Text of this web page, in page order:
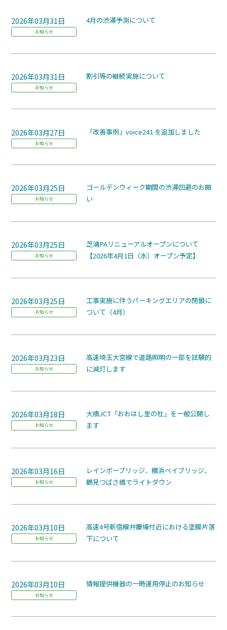
2026年03月31日
お知らせ
4月の渋滞予測について
2026年03月31日
お知らせ
割引等の継続実施について
2026年03月27日
お知らせ
「改善事例」voice241 を追加しました
2026年03月25日
お知らせ
ゴールデンウィーク期間の渋滞回避のお願
い
2026年03月25日
お知らせ
芝浦PAリニューアルオープンについて
【2026年4月1日（水）オープン予定】
2026年03月25日
お知らせ
工事実施に伴うパーキングエリアの閉鎖に
ついて（4月）
2026年03月23日
お知らせ
高速埼玉大宮線で道路照明の一部を試験的
に減灯します
2026年03月18日
お知らせ
大橋JCT「おおはし里の杜」を一般公開し
ます
2026年03月16日
お知らせ
レインボーブリッジ、横浜ベイブリッジ、
鶴見つばさ橋でライトダウン
2026年03月10日
お知らせ
高速4号新宿線弁慶壕付近における塗膜片落
下について
2026年03月10日
お知らせ
情報提供機器の一時運用停止のお知らせ